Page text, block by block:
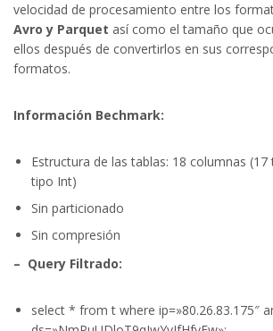
velocidad de procesamiento entre los
Avro y Parquet así como el tamaño que
ellos después de convertirlos en sus
formatos.
Información Bechmark:
Estructura de las tablas: 18 columnas
tipo Int)
Sin particionado
Sin compresión
– Query Filtrado:
select * from t where ip=»80.26.83.175″